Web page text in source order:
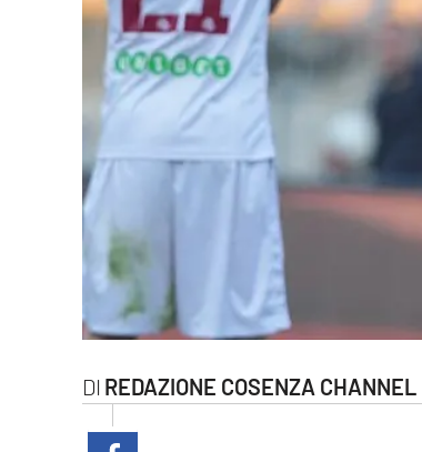
REDAZIONE COSENZA CHANNEL